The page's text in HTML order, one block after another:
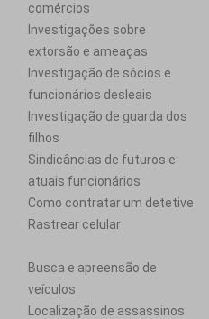
comércios
Investigações sobre
extorsão e ameaças
Investigação de sócios e
funcionários desleais
Investigação de guarda dos
filhos
Sindicâncias de futuros e
atuais funcionários
Como contratar um detetive
Rastrear celular
Busca e apreensão de
veículos
Localização de assassinos